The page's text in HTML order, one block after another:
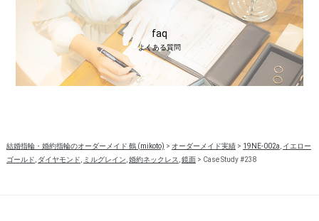
faq
よくある質問
結婚指輪・婚約指輪のオーダーメイド 鶴 (mikoto) > オーダーメイド実績> 19NE-002a, イエロー
ゴールド, ダイヤモンド, ミルグレイン,婚約ネックレス,鏡面 > Case Study #238